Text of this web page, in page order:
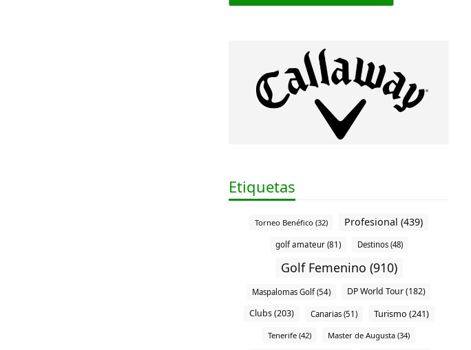
Etiquetas
Torneo Benéfico (32) Profesional (439)
golf amateur (81) Destinos (48)
Golf Femenino (910)
Maspalomas Golf (54)
DP World Tour (182)
Clubs (203)
Canarias (51) Turismo (241)
Tenerife (42) Master de Augusta (34)